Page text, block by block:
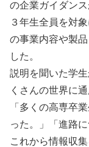
の企業ガイダンス
３年生全員を対
の事業内容や製
した。
説明を聞いた学
くさんの世界に
「多くの高専卒
った。」「進路
これから情報収